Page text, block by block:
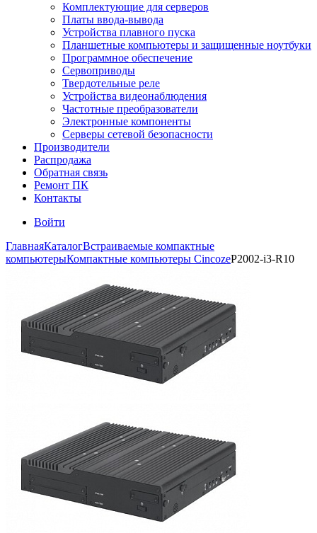
Комплектующие для серверов
Платы ввода-вывода
Устройства плавного пуска
Планшетные компьютеры и защищенные ноутбуки
Программное обеспечение
Сервоприводы
Твердотельные реле
Устройства видеонаблюдения
Частотные преобразователи
Электронные компоненты
Серверы сетевой безопасности
Производители
Распродажа
Обратная связь
Ремонт ПК
Контакты
Войти
ГлавнаяКаталогВстраиваемые компактные
компьютерыКомпактные компьютеры CincozeP2002-i3-R10